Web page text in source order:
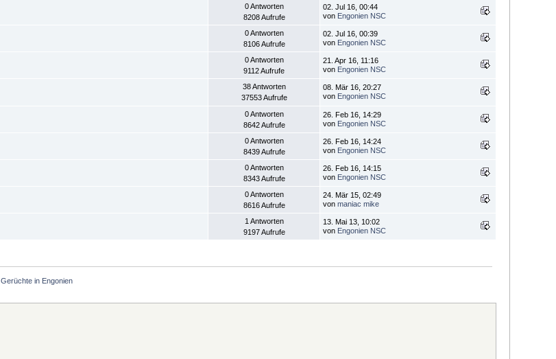
0 Antworten
8208 Aufrufe
02. Jul 16, 00:44
von Engonien NSC
0 Antworten
8106 Aufrufe
02. Jul 16, 00:39
von Engonien NSC
0 Antworten
9112 Aufrufe
21. Apr 16, 11:16
von Engonien NSC
38 Antworten
37553 Aufrufe
08. Mär 16, 20:27
von Engonien NSC
0 Antworten
8642 Aufrufe
26. Feb 16, 14:29
von Engonien NSC
0 Antworten
8439 Aufrufe
26. Feb 16, 14:24
von Engonien NSC
0 Antworten
8343 Aufrufe
26. Feb 16, 14:15
von Engonien NSC
0 Antworten
8616 Aufrufe
24. Mär 15, 02:49
vonmaniac mike
1 Antworten
9197 Aufrufe
13. Mai 13, 10:02
von Engonien NSC
Gerüchte in Engonien